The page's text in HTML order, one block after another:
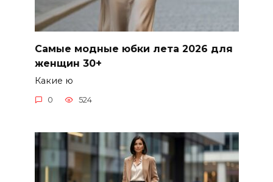
Самые модные юбки лета 2026 для
женщин 30+
Какие ю
0 524